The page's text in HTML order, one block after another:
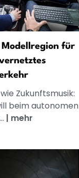
für
Zukunftsmusik:
beim autonomen
| mehr